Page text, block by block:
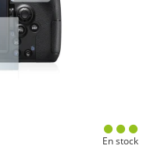
En stock